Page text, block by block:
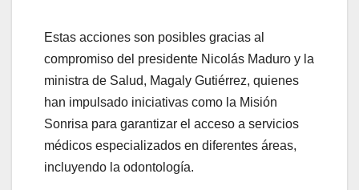
Estas acciones son posibles gracias al
compromiso del presidente Nicolás Maduro y la
ministra de Salud, Magaly Gutiérrez, quienes
han impulsado iniciativas como la Misión
Sonrisa para garantizar el acceso a servicios
médicos especializados en diferentes áreas,
incluyendo la odontología.